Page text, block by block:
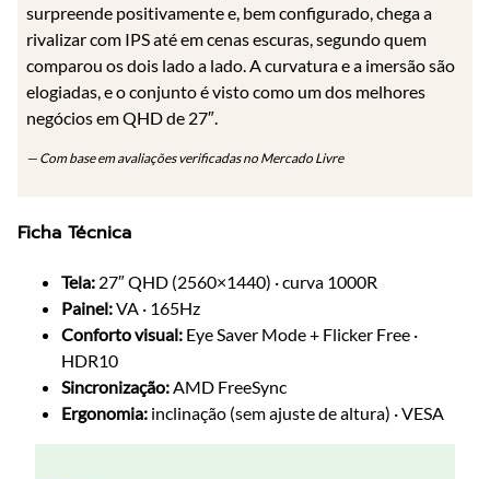
surpreende positivamente e, bem configurado, chega a
rivalizar com IPS até em cenas escuras, segundo quem
comparou os dois lado a lado. A curvatura e a imersão são
elogiadas, e o conjunto é visto como um dos melhores
negócios em QHD de 27″.
— Com base em avaliações verificadas no Mercado Livre
Ficha Técnica
Tela: 27″ QHD (2560×1440) · curva 1000R
Painel:VA · 165Hz
Conforto visual: Eye Saver Mode + Flicker Free ·
HDR10
Sincronização:AMD FreeSync
Ergonomia: inclinação (sem ajuste de altura) · VESA